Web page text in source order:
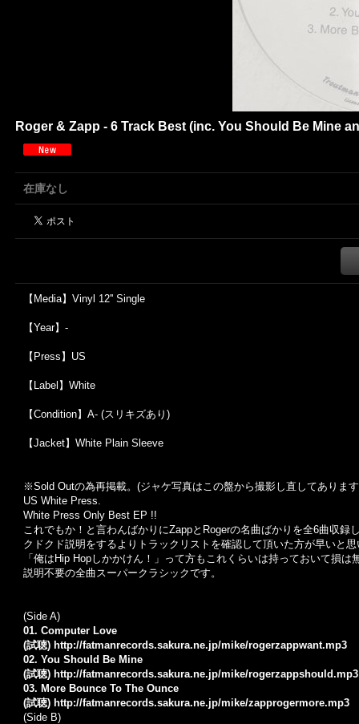
Roger & Zapp - 6 Track Best (inc. You Should Be Mine
在庫なし
【Media】Vinyl 12'' Single
【Year】-
【Press】US
【Label】White
【Condition】A- (スリキズあり)
【Jacket】White Plain Sleeve
※Sold Outの為再掲載。 (ジャケ写真はこの盤から撮影し直してありま
US White Press.
White Press Only Best EP !!
これでもか！と言わんばかりにZappとRogerの名曲ばかりを全6曲収録
クドクド説明をするよりトラックリストを確認して頂いた方が早いと
「俺はHip Hopしかかけん！」って方もこれくらいは持っておいて損は
説明不要の全曲スーパークラシックです。
(Side A)
01. Computer Love
(試聴) http://fatmanrecords.sakura.ne.jp/mike/rogerzappwant.mp3
02. You Should Be Mine
(試聴) http://fatmanrecords.sakura.ne.jp/mike/rogerzappshould.mp3
03. More Bounce To The Ounce
(試聴) http://fatmanrecords.sakura.ne.jp/mike/zapprogermore.mp3
(Side B)